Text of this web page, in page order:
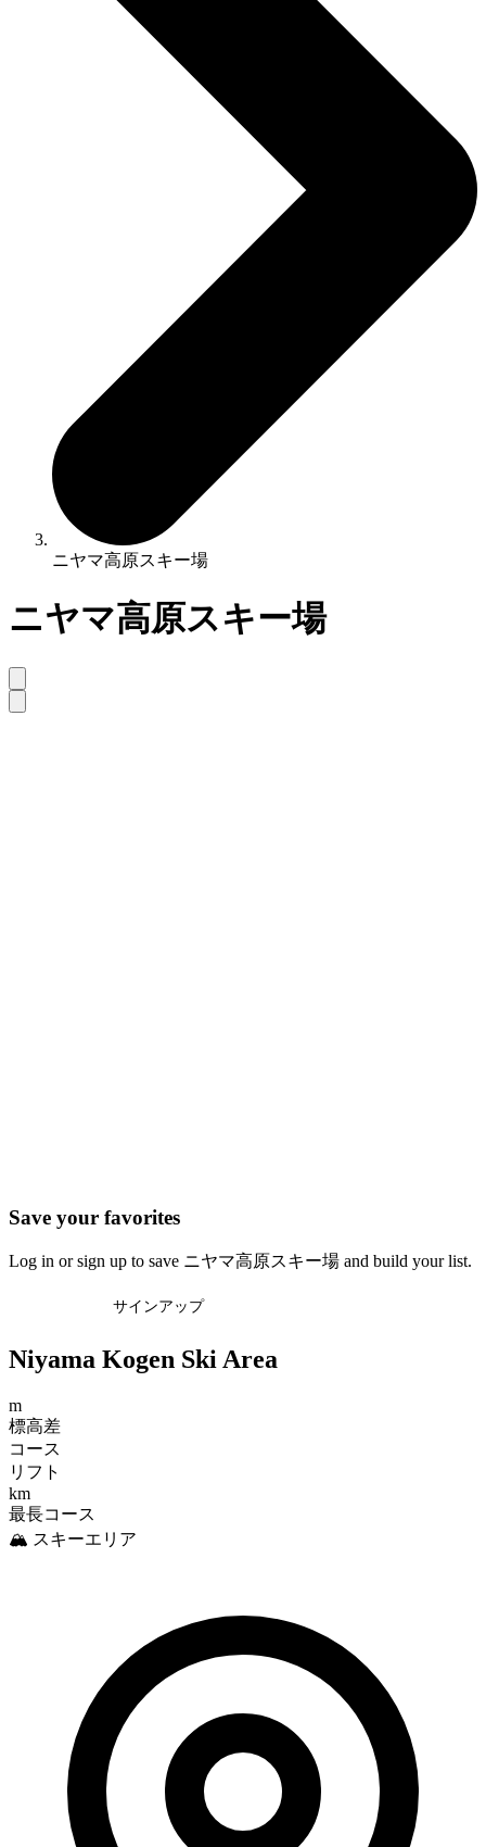
ニヤマ高原スキー場
ニヤマ高原スキー場
Save your favorites
Log in or sign up to save ニヤマ高原スキー場 and build your list.
サインアップ
Niyama Kogen Ski Area
m
標高差
コース
リフト
km
最長コース
🏔️ スキーエリア